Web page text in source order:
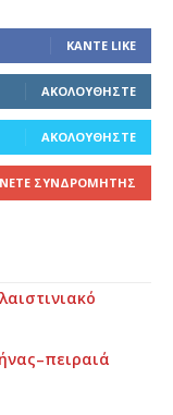
ΚΆΝΤΕ LIKE
ΑΚΟΛΟΥΘΉΣΤΕ
ΑΚΟΛΟΥΘΉΣΤΕ
ΣΥΝΔΡΟΜΗΤΉΣ